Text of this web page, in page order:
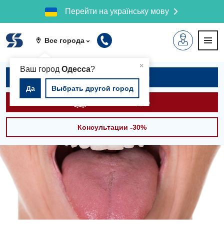
Перейти на українську мову
Все города
×
Ваш город Одесса?
Да Выбрать другой город
Записаться на приём
Вызвать скорую
Консультации -30%